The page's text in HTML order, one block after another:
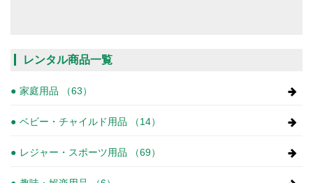
レンタル商品一覧
家庭用品 （63）
ベビー・チャイルド用品 （14）
レジャー・スポーツ用品 （69）